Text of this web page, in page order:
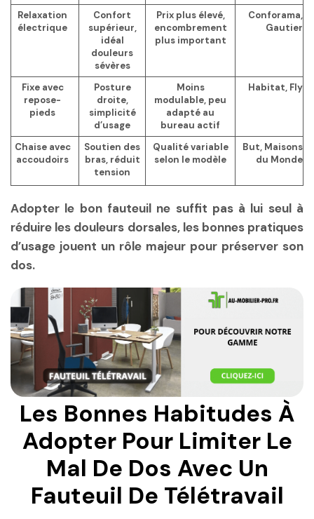
Relaxation
électrique
Confort
supérieur,
idéal
douleurs
sévères
Prix plus élevé,
encombrement
plus important
Conforama,
Gautier
Fixe avec
repose-
pieds
Posture
droite,
simplicité
d’usage
Moins
modulable, peu
adapté au
bureau actif
Habitat, Fly
Chaise avec
accoudoirs
Soutien des
bras, réduit
tension
Qualité variable
selon le modèle
But, Maisons
du Monde
Adopter le bon fauteuil ne suffit pas à lui seul à
réduire les douleurs dorsales, les bonnes pratiques
d’usage jouent un rôle majeur pour préserver son
dos.
Les Bonnes Habitudes À
Adopter Pour Limiter Le
Mal De Dos Avec Un
Fauteuil De Télétravail